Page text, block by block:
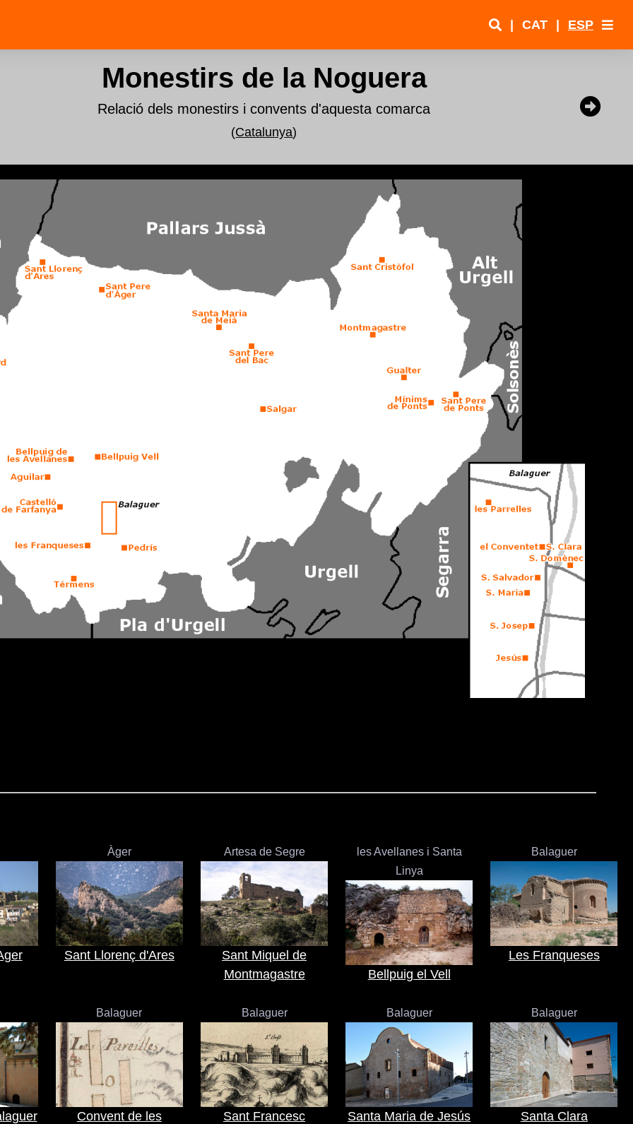
| CAT | ESP
Monestirs de la Noguera
Relació dels monestirs i convents d'aquesta comarca
(Catalunya)
Àger
Sant Llorenç d'Ares
Artesa de Segre
Sant Miquel de
Montmagastre
les Avellanes i Santa
Linya
Bellpuig el Vell
Balaguer
Les Franqueses
Balaguer
Convent de les
Balaguer
Sant Francesc
Balaguer
Santa Maria de Jesús
Balaguer
Santa Clara